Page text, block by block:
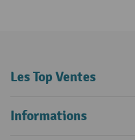
Les Top Ventes
Informations